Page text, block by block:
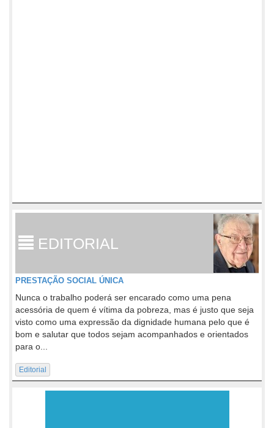
EDITORIAL
PRESTAÇÃO SOCIAL ÚNICA
Nunca o trabalho poderá ser encarado como uma pena
acessória de quem é vítima da pobreza, mas é justo que seja
visto como uma expressão da dignidade humana pelo que é
bom e salutar que todos sejam acompanhados e orientados
para o...
Editorial